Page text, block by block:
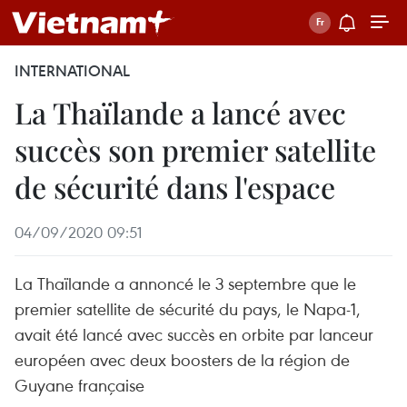
INTERNATIONAL
La Thaïlande a lancé avec
succès son premier satellite
de sécurité dans l'espace
04/09/2020 09:51
La Thaïlande a annoncé le 3 septembre que le
premier satellite de sécurité du pays, le Napa-1,
avait été lancé avec succès en orbite par lanceur
européen avec deux boosters de la région de
Guyane française